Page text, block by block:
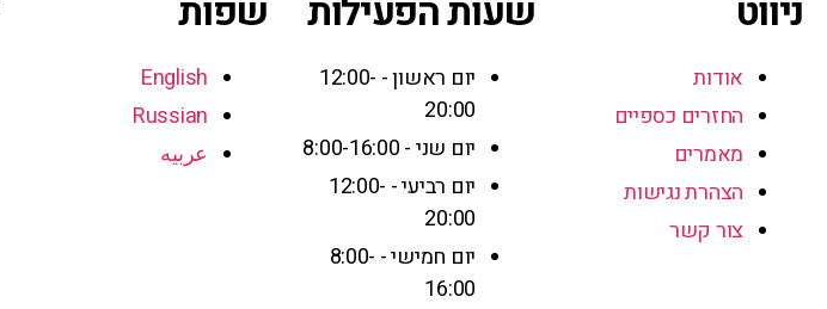
ניווט
אודות
החזרים כספיים
מאמרים
הצהרת נגישות
צור קשר
שעות הפעילות
יום ראשון - 12:00-
20:00
יום שני - 8:00-16:00
יום רביעי - 12:00-
20:00
יום חמישי - 8:00-
16:00
שפות
English
Russian
عربيه